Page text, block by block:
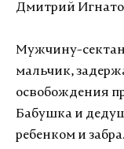
Дмитрий
Мужчину-
мальчик,
освобождения
Бабушка и
ребенком и